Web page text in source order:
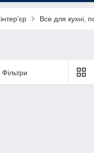
Все для кухні,
Фільтри